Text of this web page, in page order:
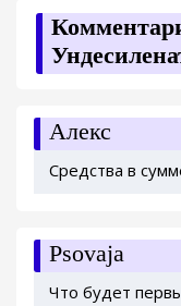
Алекс
Средства в
Psovaja
Что будет